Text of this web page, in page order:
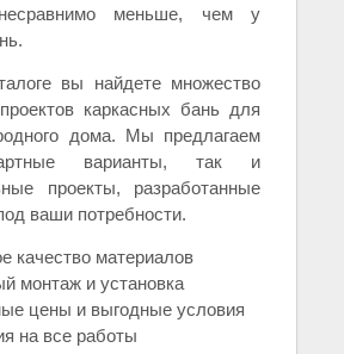
меньше, чем у
вы найдете множество
каркасных бань для
дома. Мы предлагаем
варианты, так и
проекты, разработанные
ваши потребности.
качество материалов
монтаж и установка
цены и выгодные условия
на все работы